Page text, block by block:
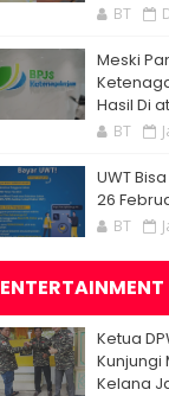
BT
Meski
Hasil Di
BT
UWT
26
BT
ENTERTAINMENT
Ketua
Kunjungi
Kelana